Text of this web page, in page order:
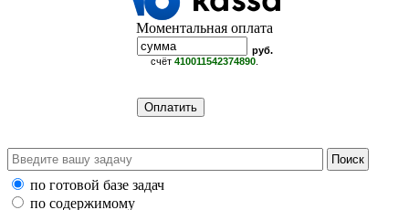
Моментальная оплата
руб.
счёт 410011542374890
по готовой базе задач
по содержимому